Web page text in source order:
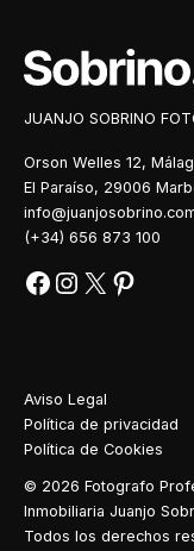
JUANJO SOBRINO
Orson Welles 12,
El Paraíso, 29006
(+34) 656 873 100
Aviso Legal
Política de privacidad
Política de Cookies
© 2026 Fotografo
Inmobiliaria Juanjo
Todos los derechos